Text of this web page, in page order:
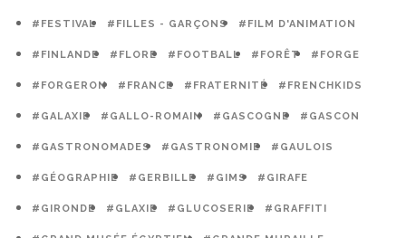
#FESTIVAL #FILLES - GARÇONS #FILM D'ANIMATION
#FINLANDE #FLORE #FOOTBALL #FORÊT #FORGE
#FORGERON #FRANCE #FRATERNITÉ #FRENCHKIDS
#GALAXIE #GALLO-ROMAIN #GASCOGNE #GASCON
#GASTRONOMADES #GASTRONOMIE #GAULOIS
#GÉOGRAPHIE #GERBILLE #GIMS #GIRAFE
#GIRONDE #GLAXIE #GLUCOSERIE #GRAFFITI